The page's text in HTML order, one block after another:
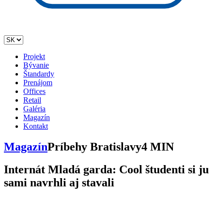
Projekt
Bývanie
Štandardy
Prenájom
Offices
Retail
Galéria
Magazín
Kontakt
MagazínPríbehy Bratislavy4 MIN
Internát Mladá garda: Cool študenti si ju
sami navrhli aj stavali